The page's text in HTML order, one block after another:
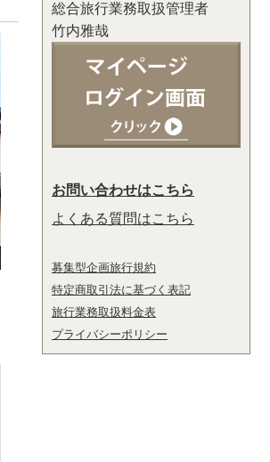
総合旅行業務取扱管理者
竹内雅哉
お問い合わせはこちら
よくある質問はこちら
募集型企画旅行規約
特定商取引法に基づく表記
旅行業務取扱料金表
プライバシーポリシー